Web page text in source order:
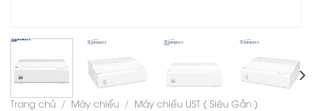
Trang chủ / Máy chiếu / Máy chiếu UST ( Siêu Gần )